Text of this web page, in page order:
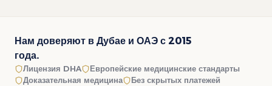
Нам доверяют в Дубае и ОАЭ с 2015
года.
Лицензия DHA
Европейские медицинские стандарты
Доказательная медицина
Без скрытых платежей